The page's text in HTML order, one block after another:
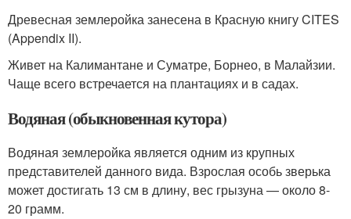
Древесная землеройка занесена в Красную книгу CITES
(Appendix II).
Живет на Калимантане и Суматре, Борнео, в Малайзии.
Чаще всего встречается на плантациях и в садах.
Водяная (обыкновенная кутора)
Водяная землеройка является одним из крупных
представителей данного вида. Взрослая особь зверька
может достигать 13 см в длину, вес грызуна — около 8-
20 грамм.